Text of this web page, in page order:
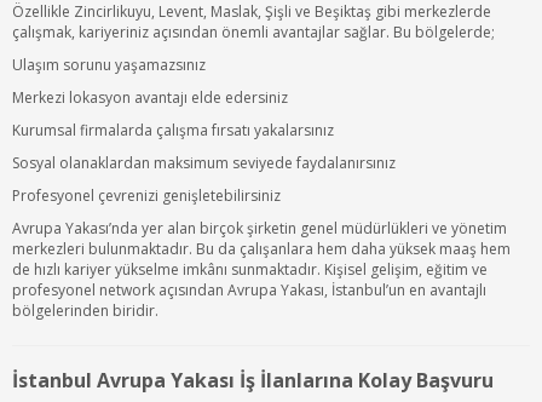
Özellikle Zincirlikuyu, Levent, Maslak, Şişli ve Beşiktaş gibi merkezlerde
çalışmak, kariyeriniz açısından önemli avantajlar sağlar. Bu bölgelerde;
Ulaşım sorunu yaşamazsınız
Merkezi lokasyon avantajı elde edersiniz
Kurumsal firmalarda çalışma fırsatı yakalarsınız
Sosyal olanaklardan maksimum seviyede faydalanırsınız
Profesyonel çevrenizi genişletebilirsiniz
Avrupa Yakası’nda yer alan birçok şirketin genel müdürlükleri ve yönetim
merkezleri bulunmaktadır. Bu da çalışanlara hem daha yüksek maaş hem
de hızlı kariyer yükselme imkânı sunmaktadır. Kişisel gelişim, eğitim ve
profesyonel network açısından Avrupa Yakası, İstanbul’un en avantajlı
bölgelerinden biridir.
İstanbul Avrupa Yakası İş İlanlarına Kolay Başvuru